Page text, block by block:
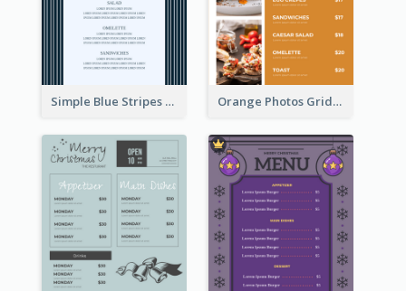
Simple Blue Stripes Patterns Brunch Menu Orange Photos Grids Brunch Menu